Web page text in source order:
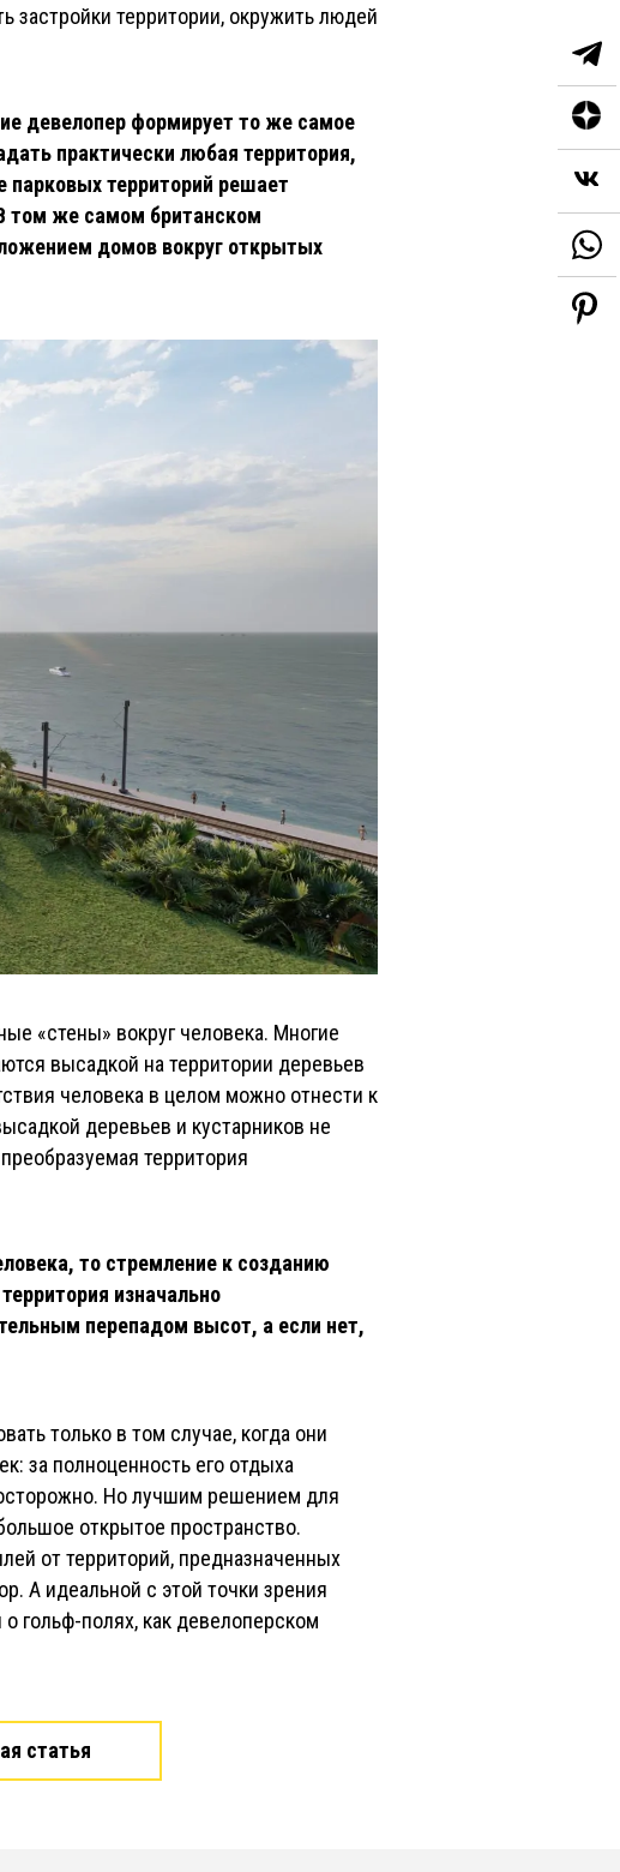
застройки территории, окружить людей
девелопер формирует то же самое
практически любая территория,
парковых территорий решает
том же самом британском
домов вокруг открытых
«стены» вокруг человека. Многие
высадкой на территории деревьев
человека в целом можно отнести к
деревьев и кустарников не
территория
то стремление к созданию
изначально
перепадом высот, а если нет,
только в том случае, когда они
за полноценность его отдыха
Но лучшим решением для
открытое пространство.
от территорий, предназначенных
А идеальной с этой точки зрения
гольф-полях, как девелоперском
статья